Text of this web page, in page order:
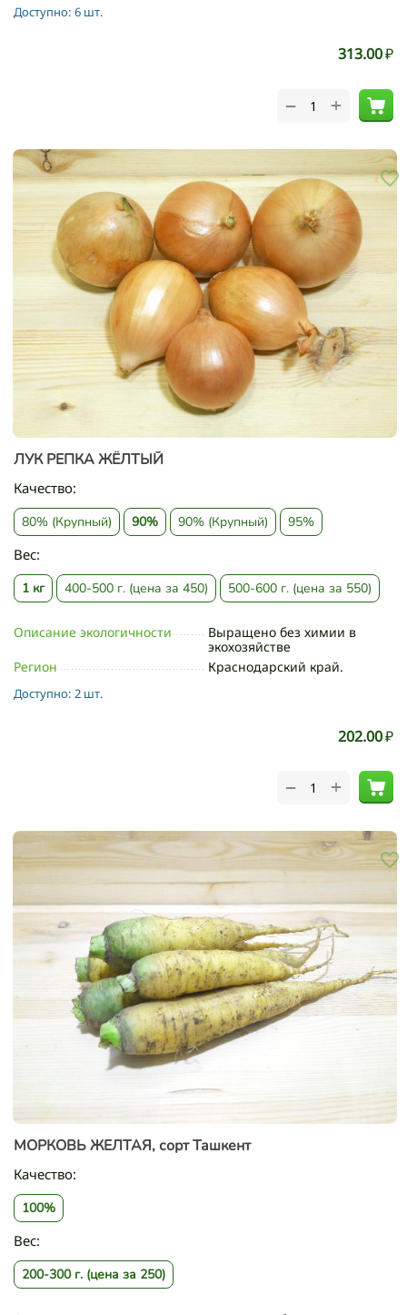
Доступно: 6 шт.
313.00₽
+
−
ЛУК РЕПКА ЖЁЛТЫЙ
Качество:
80% (Крупный) 90% 90% (Крупный) 95%
Вес:
1 кг 400-500 г. (цена за 450) 500-600 г. (цена за 550)
Описание экологичности
Выращено без химии в
экохозяйстве
Регион
Краснодарский край.
Доступно: 2 шт.
202.00₽
+
−
МОРКОВЬ ЖЕЛТАЯ, сорт Ташкент
Качество:
100%
Вес:
200-300 г. (цена за 250)